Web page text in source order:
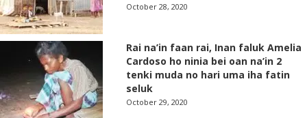
October 28, 2020
Rai na’in faan rai, Inan faluk Amelia
Cardoso ho ninia bei oan na’in 2
tenki muda no hari uma iha fatin
seluk
October 29, 2020